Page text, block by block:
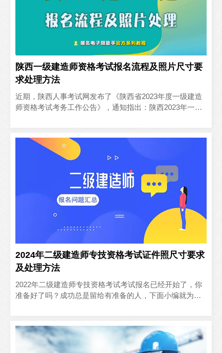
陕西一级建造师资格考试报名流程及照片尺寸要
求处理方法
近期，陕西人事考试网发布了《陕西省2023年度一级建造
师资格考试考务工作公告》，通知指出：陕西2023年一级
2024年二级建造师专技资格考试证件照尺寸要求
及处理方法
2022年二级建造师专技资格考试考试报名已经开始了，你
准备好了吗？成功总是留给有准备的人，下面小编就为大